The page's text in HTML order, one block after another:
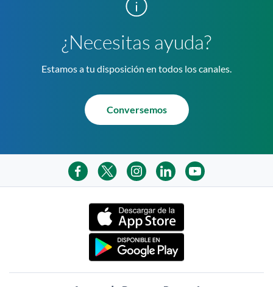
¿Necesitas ayuda?
Estamos a tu disposición en todos los canales.
Conversemos